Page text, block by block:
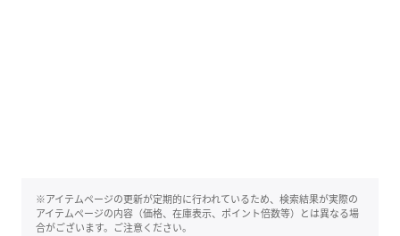
※アイテムページの更新が定期的に行われているため、検索結果が実際の
アイテムページの内容（価格、在庫表示、ポイント倍数等）とは異なる場
合がございます。ご注意ください。